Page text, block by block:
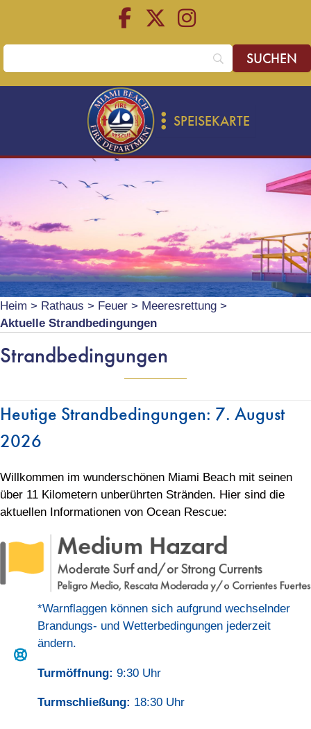
SPEISEKARTE
Heim > Rathaus > Feuer > Meeresrettung >
Aktuelle Strandbedingungen
Strandbedingungen
Heutige Strandbedingungen: 7. August
2026
Willkommen im wunderschönen Miami Beach mit seinen
über 11 Kilometern unberührten Stränden. Hier sind die
aktuellen Informationen von Ocean Rescue:
*Warnflaggen können sich aufgrund wechselnder
Brandungs- und Wetterbedingungen jederzeit
ändern.
Turmöffnung: 9:30 Uhr
Turmschließung: 18:30 Uhr